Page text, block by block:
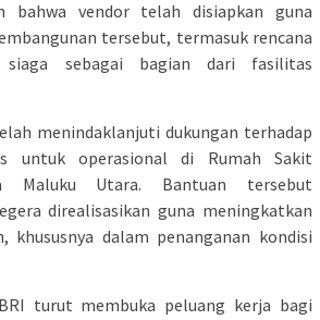
bahwa vendor telah disiapkan guna
tersebut, termasuk rencana
siaga sebagai bagian dari fasilitas
menindaklanjuti dukungan terhadap
untuk operasional di Rumah Sakit
Maluku Utara. Bantuan tersebut
direalisasikan guna meningkatkan
khususnya dalam penanganan kondisi
turut membuka peluang kerja bagi